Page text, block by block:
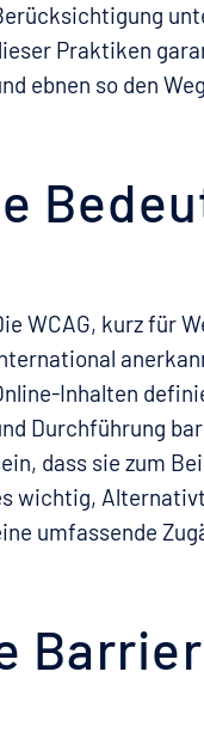
Praktiken
ebnen so den
WCAG, kurz für
Inhalten
Durchführung
dass sie zum
wichtig,
umfassende